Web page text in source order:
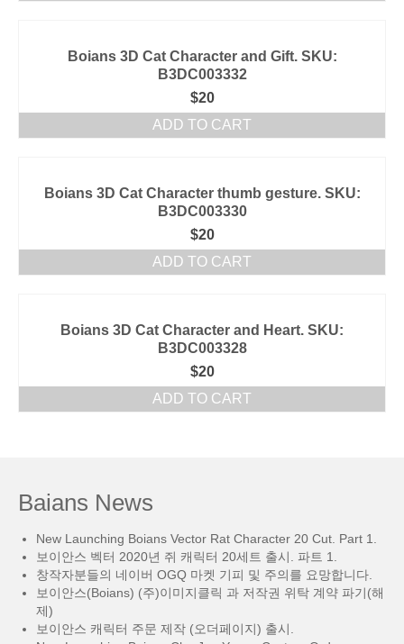
Boians 3D Cat Character and Gift. SKU:
B3DC003332
$20
ADD TO CART
Boians 3D Cat Character thumb gesture. SKU:
B3DC003330
$20
ADD TO CART
Boians 3D Cat Character and Heart. SKU:
B3DC003328
$20
ADD TO CART
Baians News
New Launching Boians Vector Rat Character 20 Cut. Part 1.
보이안스 벡터 2020년 쥐 캐릭터 20세트 출시. 파트 1.
창작자분들의 네이버 OGQ 마켓 기피 및 주의를 요망합니다.
보이안스(Boians) (주)이미지클릭 과 저작권 위탁 계약 파기(해
제)
보이안스 캐릭터 주문 제작 (오더페이지) 출시.